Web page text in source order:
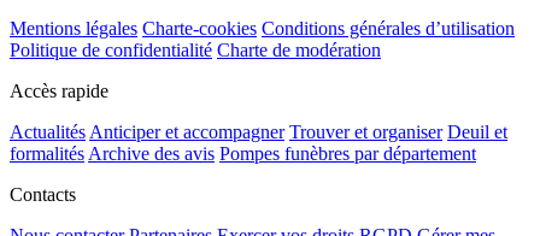
Mentions légales Charte-cookies Conditions générales d’utilisation
Politique de confidentialité Charte de modération
Accès rapide
Actualités Anticiper et accompagner Trouver et organiser Deuil et
formalités Archive des avis Pompes funèbres par département
Contacts